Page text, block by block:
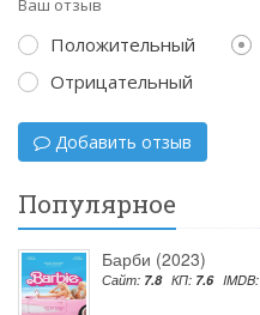
Ваш отзыв
Положительный
Отрицательный
Добавить отзыв
Популярное
Барби (2023)
Сайт: 7.8 КП: 7.6 IMDB: